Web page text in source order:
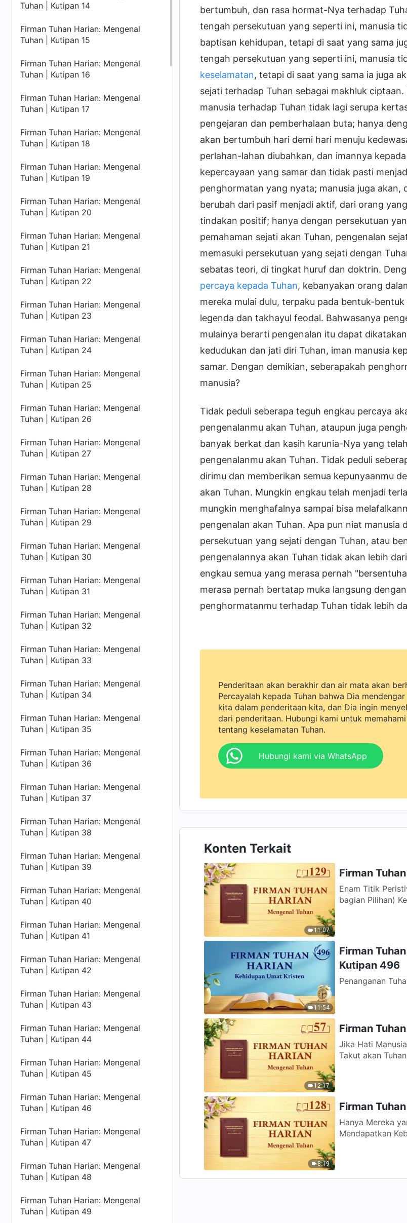
Tuhan | Kutipan 14
Firman Tuhan Harian: Mengenal
Tuhan | Kutipan 15
Firman Tuhan Harian: Mengenal
Tuhan | Kutipan 16
Firman Tuhan Harian: Mengenal
Tuhan | Kutipan 17
Firman Tuhan Harian: Mengenal
Tuhan | Kutipan 18
Firman Tuhan Harian: Mengenal
Tuhan | Kutipan 19
Firman Tuhan Harian: Mengenal
Tuhan | Kutipan 20
Firman Tuhan Harian: Mengenal
Tuhan | Kutipan 21
Firman Tuhan Harian: Mengenal
Tuhan | Kutipan 22
Firman Tuhan Harian: Mengenal
Tuhan | Kutipan 23
Firman Tuhan Harian: Mengenal
Tuhan | Kutipan 24
Firman Tuhan Harian: Mengenal
Tuhan | Kutipan 25
Firman Tuhan Harian: Mengenal
Tuhan | Kutipan 26
Firman Tuhan Harian: Mengenal
Tuhan | Kutipan 27
Firman Tuhan Harian: Mengenal
Tuhan | Kutipan 28
Firman Tuhan Harian: Mengenal
Tuhan | Kutipan 29
Firman Tuhan Harian: Mengenal
Tuhan | Kutipan 30
Firman Tuhan Harian: Mengenal
Tuhan | Kutipan 31
Firman Tuhan Harian: Mengenal
Tuhan | Kutipan 32
Firman Tuhan Harian: Mengenal
Tuhan | Kutipan 33
Firman Tuhan Harian: Mengenal
Tuhan | Kutipan 34
Firman Tuhan Harian: Mengenal
Tuhan | Kutipan 35
Firman Tuhan Harian: Mengenal
Tuhan | Kutipan 36
Firman Tuhan Harian: Mengenal
Tuhan | Kutipan 37
Firman Tuhan Harian: Mengenal
Tuhan | Kutipan 38
Firman Tuhan Harian: Mengenal
Tuhan | Kutipan 39
Firman Tuhan Harian: Mengenal
Tuhan | Kutipan 40
Firman Tuhan Harian: Mengenal
Tuhan | Kutipan 41
Firman Tuhan Harian: Mengenal
Tuhan | Kutipan 42
Firman Tuhan Harian: Mengenal
Tuhan | Kutipan 43
Firman Tuhan Harian: Mengenal
Tuhan | Kutipan 44
Firman Tuhan Harian: Mengenal
Tuhan | Kutipan 45
Firman Tuhan Harian: Mengenal
Tuhan | Kutipan 46
Firman Tuhan Harian: Mengenal
Tuhan | Kutipan 47
Firman Tuhan Harian: Mengenal
Tuhan | Kutipan 48
Firman Tuhan Harian: Mengenal
Tuhan | Kutipan 49
bertumbuh, dan rasa hormat-Nya terhadap
tengah persekutuan yang seperti ini, manusia
baptisan kehidupan, tetapi di saat yang sama
tengah persekutuan yang seperti ini, manusia
keselamatan, tetapi di saat yang sama ia juga
sejati terhadap Tuhan sebagai makhluk
manusia terhadap Tuhan tidak lagi serupa
pengejaran dan pemberhalaan buta; hanya
akan bertumbuh hari demi hari menuju
perlahan-lahan diubahkan, dan imannya
kepercayaan yang samar dan tidak pasti
penghormatan yang nyata; manusia juga
berubah dari pasif menjadi aktif, dari orang
tindakan positif; hanya dengan persekutuan
pemahaman sejati akan Tuhan, pengenalan
memasuki persekutuan yang sejati dengan
sebatas teori, di tingkat huruf dan doktrin.
percaya kepada Tuhan, kebanyakan orang
mereka mulai dulu, terpaku pada bentuk-
legenda dan takhayul feodal. Bahwasanya
mulainya berarti pengenalan itu dapat
kedudukan dan jati diri Tuhan, iman manusia
samar. Dengan demikian, seberapakah
manusia?
Tidak peduli seberapa teguh engkau percaya
pengenalanmu akan Tuhan, ataupun juga
banyak berkat dan kasih karunia-Nya yang
pengenalanmu akan Tuhan. Tidak peduli
dirimu dan memberikan semua kepunyaanmu
akan Tuhan. Mungkin engkau telah menjadi
mungkin menghafalnya sampai bisa
pengenalan akan Tuhan. Apa pun niat
persekutuan yang sejati dengan Tuhan, atau
pengenalannya akan Tuhan tidak akan lebih
engkau semua yang merasa pernah
merasa pernah bertatap muka langsung
penghormatanmu terhadap Tuhan tidak lebih
Penderitaan akan berakhir dan air mata akan
Percayalah kepada Tuhan bahwa Dia
kita dalam penderitaan kita, dan Dia ingin
dari penderitaan. Hubungi kami untuk
tentang keselamatan Tuhan.
Hubungi kami via WhatsApp
Konten Terkait
11:07
Firman
Enam Titik
11:54
Firman
Kutipan 496
Penanganan
12:17
Firman
Jika Hati
Takut akan
8:19
Firman
Hanya Mereka
Mendapatkan Kebebasan Sejati